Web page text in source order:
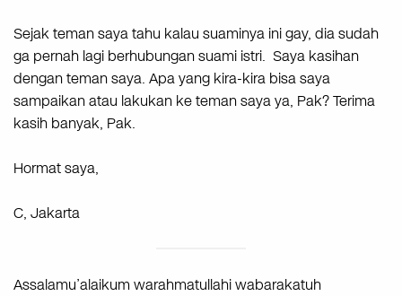
Sejak teman saya tahu kalau suaminya ini gay, dia sudah
ga pernah lagi berhubungan suami istri. Saya kasihan
dengan teman saya. Apa yang kira-kira bisa saya
sampaikan atau lakukan ke teman saya ya, Pak? Terima
kasih banyak, Pak.
Hormat saya,
C, Jakarta
Assalamu’alaikum warahmatullahi wabarakatuh